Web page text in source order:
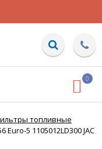
0
топливные
5 1105012LD300 JAC